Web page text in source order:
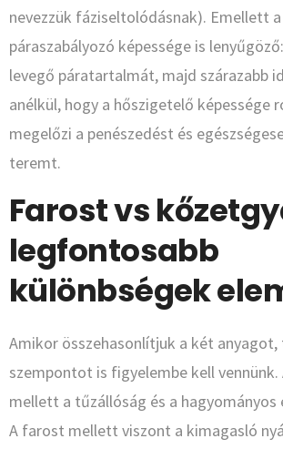
nevezzük fáziseltolódásnak). Emellett
páraszabályozó képessége is
levegő páratartalmát, majd szárazabb
anélkül, hogy a hőszigetelő képessége
megelőzi a penészedést és
teremt.
Farost vs
legfontosabb
különbségek
Amikor összehasonlítjuk a két anyagot,
szempontot is figyelembe kell
mellett a tűzállóság és a hagyományos
A farost mellett viszont a kimagasló